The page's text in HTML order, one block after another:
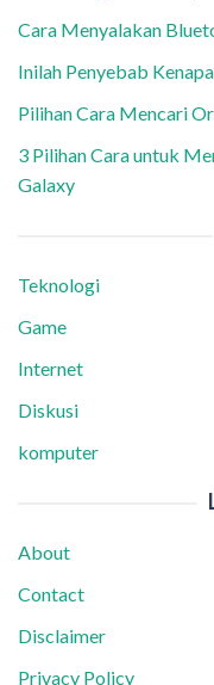
Cara Menyalakan
Inilah Penyebab
Pilihan Cara Mencari
3 Pilihan Cara untuk
Galaxy
Teknologi
Game
Internet
Diskusi
komputer
About
Contact
Disclaimer
Privacy Policy